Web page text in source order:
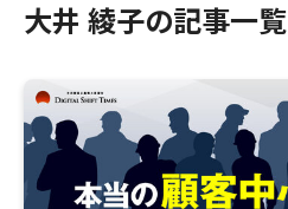
大井 綾子の記事一覧